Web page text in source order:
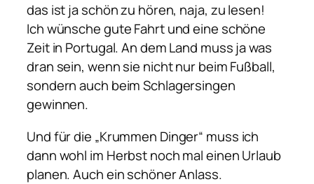
das ist ja schön zu hören, naja, zu lesen!
Ich wünsche gute Fahrt und eine schöne
Zeit in Portugal. An dem Land muss ja was
dran sein, wenn sie nicht nur beim Fußball,
sondern auch beim Schlagersingen
gewinnen.
Und für die „Krummen Dinger“ muss ich
dann wohl im Herbst noch mal einen Urlaub
planen. Auch ein schöner Anlass.